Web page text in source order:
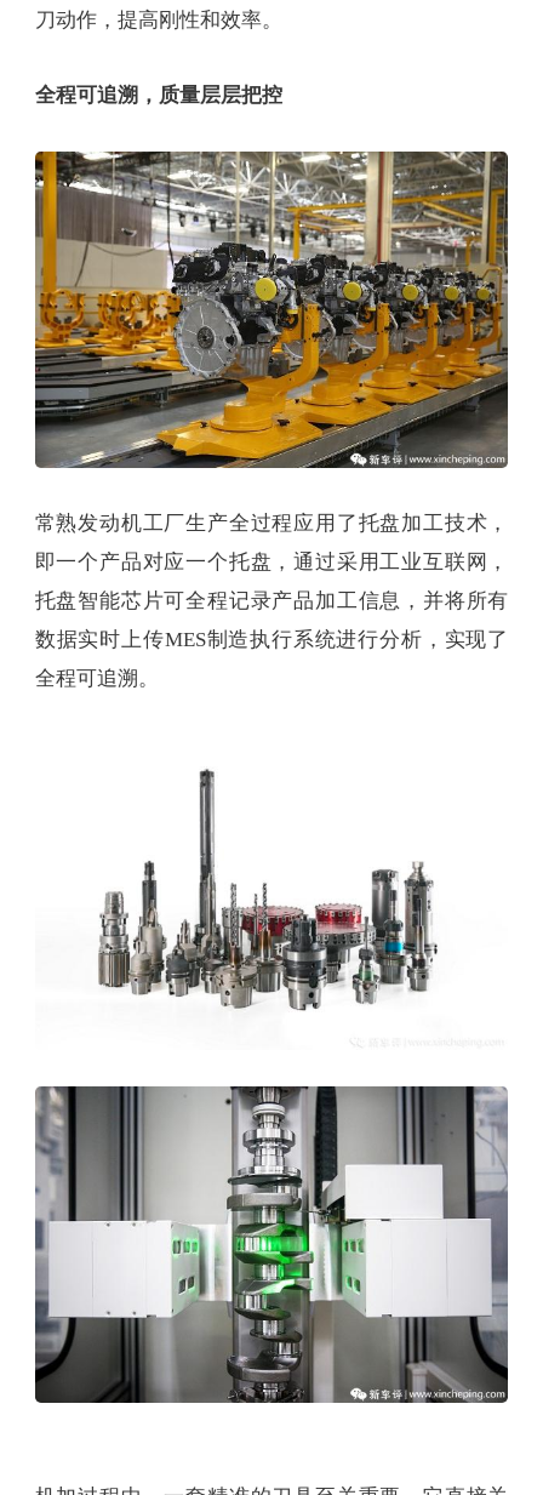
刀动作，提高刚性和效率。
全程可追溯，质量层层把控
常熟发动机工厂生产全过程应用了托盘加工技术，
即一个产品对应一个托盘，通过采用工业互联网，
托盘智能芯片可全程记录产品加工信息，并将所有
数据实时上传MES制造执行系统进行分析，实现了
全程可追溯。